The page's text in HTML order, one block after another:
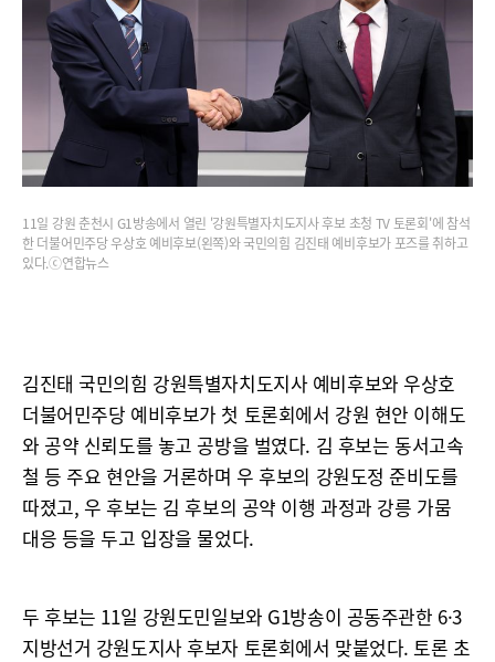
11일 강원 춘천시 G1방송에서 열린 '강원특별자치도지사 후보 초청 TV 토론회'에 참석
한 더불어민주당 우상호 예비후보(왼쪽)와 국민의힘 김진태 예비후보가 포즈를 취하고
있다.ⓒ연합뉴스
김진태 국민의힘 강원특별자치도지사 예비후보와 우상호
더불어민주당 예비후보가 첫 토론회에서 강원 현안 이해도
와 공약 신뢰도를 놓고 공방을 벌였다. 김 후보는 동서고속
철 등 주요 현안을 거론하며 우 후보의 강원도정 준비도를
따졌고, 우 후보는 김 후보의 공약 이행 과정과 강릉 가뭄
대응 등을 두고 입장을 물었다.
두 후보는 11일 강원도민일보와 G1방송이 공동주관한 6·3
지방선거 강원도지사 후보자 토론회에서 맞붙었다. 토론 초